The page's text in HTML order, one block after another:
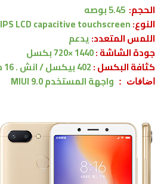
الحجم:
النوع:IPS LCD capacitive touchscreen
اللمس المتعدد:يدعم
جودة الشاشة :1440 ×720 بكسل
كثافة البكسل :402 بيكسل / انش . 16 مليون لون .
اضافات : واجهة المستخدم